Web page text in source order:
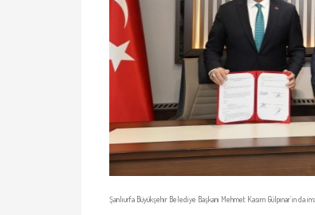
Şanlıurfa Büyükşehir Belediye Başkanı Mehmet Kasım Gülpınar’ın